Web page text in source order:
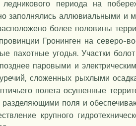
периода на
заполнялись аллювиальными и
более половины
Гронинген на
пахотные угодья. Участки
паровыми и
сложенных рыхлыми
полета осушенные
поля и
крупного